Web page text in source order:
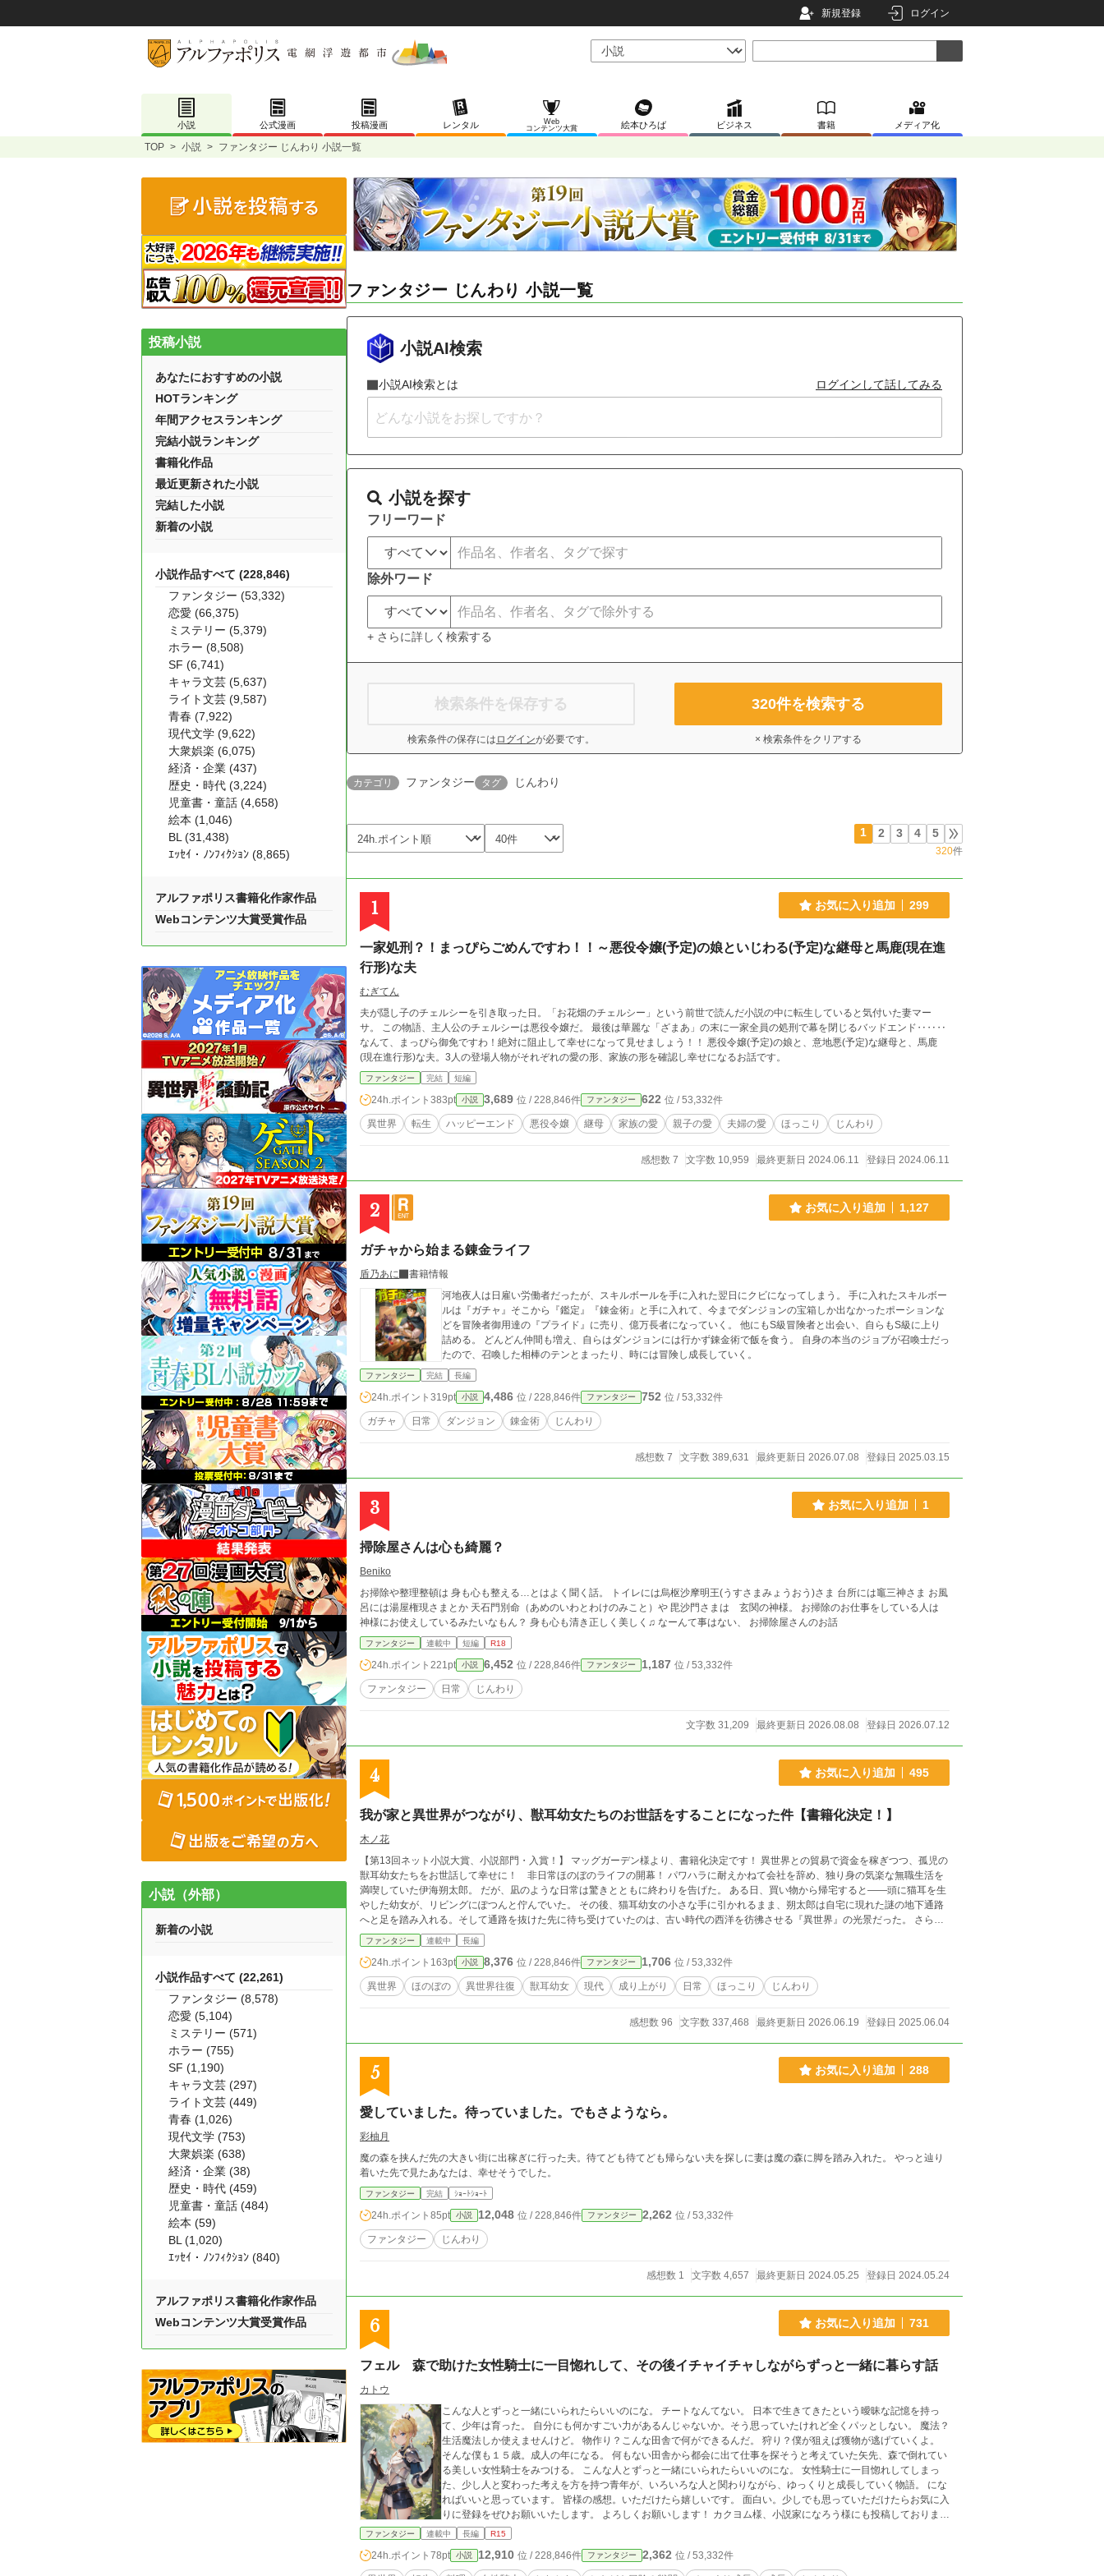
新規登録 ログイン
小説 公式漫画 投稿漫画 レンタル
Web
コンテンツ大賞
絵本ひろば ビジネス 書籍 メディア化
TOP > 小説 > ファンタジー じんわり 小説一覧
ファンタジー じんわり 小説一覧
小説AI検索
小説AI検索とは ログインして話してみる
小説を探す
フリーワード
除外ワード
+ さらに詳しく検索する
検索条件を保存する
検索条件の保存には ログインが必要です。
320件を検索する
× 検索条件をクリアする
カテゴリ ファンタジー タグ じんわり
1 2 3 4 5
320件
1 お気に入り追加 299
一家処刑？！まっぴらごめんですわ！！～悪役令嬢(予定)の娘といじわる(予定)な継母と馬鹿(現在進
行形)な夫
むぎてん
夫が隠し子のチェルシーを引き取った日。「お花畑のチェルシー」という前世で読んだ小説の中に転生していると気付いた妻マー
サ。 この物語、主人公のチェルシーは悪役令嬢だ。 最後は華麗な「ざまあ」の末に一家全員の処刑で幕を閉じるバッドエンド‥‥‥
なんて、まっぴら御免ですわ！絶対に阻止して幸せになって見せましょう！！ 悪役令嬢(予定)の娘と、意地悪(予定)な継母と、馬鹿
(現在進行形)な夫。3人の登場人物がそれぞれの愛の形、家族の形を確認し幸せになるお話です。
ファンタジー 完結 短編
24h.ポイント 383pt 小説 3,689 位 / 228,846件 ファンタジー 622 位 / 53,332件
異世界 転生 ハッピーエンド 悪役令嬢 継母 家族の愛 親子の愛 夫婦の愛 ほっこり じんわり
感想数 7 文字数 10,959 最終更新日 2024.06.11 登録日 2024.06.11
2 お気に入り追加 1,127
ガチャから始まる錬金ライフ
盾乃あに
書籍情報
河地夜人は日雇い労働者だったが、スキルボールを手に入れた翌日にクビになってしまう。 手に入れたスキルボー
ルは『ガチャ』そこから『鑑定』『錬金術』と手に入れて、今までダンジョンの宝箱しか出なかったポーションな
どを冒険者御用達の『プライド』に売り、億万長者になっていく。 他にもS級冒険者と出会い、自らもS級に上り
詰める。 どんどん仲間も増え、自らはダンジョンには行かず錬金術で飯を食う。 自身の本当のジョブが召喚士だっ
たので、召喚した相棒のテンとまったり、時には冒険し成長していく。
ファンタジー 完結 長編
24h.ポイント 319pt 小説 4,486 位 / 228,846件 ファンタジー 752 位 / 53,332件
ガチャ 日常 ダンジョン 錬金術 じんわり
感想数 7 文字数 389,631 最終更新日 2026.07.08 登録日 2025.03.15
3 お気に入り追加 1
掃除屋さんは心も綺麗？
Beniko
お掃除や整理整頓は 身も心も整える…とはよく聞く話。 トイレには烏枢沙摩明王(うすさまみょうおう)さま 台所には竈三神さま お風
呂には湯屋権現さまとか 天石門別命（あめのいわとわけのみこと）や 毘沙門さまは 玄関の神様。 お掃除のお仕事をしている人は
神様にお使えしているみたいなもん？ 身も心も清き正しく美しく♫ なーんて事はない、 お掃除屋さんのお話
ファンタジー 連載中 短編 R18
24h.ポイント 221pt 小説 6,452 位 / 228,846件 ファンタジー 1,187 位 / 53,332件
ファンタジー 日常 じんわり
文字数 31,209 最終更新日 2026.08.08 登録日 2026.07.12
4 お気に入り追加 495
我が家と異世界がつながり、獣耳幼女たちのお世話をすることになった件【書籍化決定！】
木ノ花
【第13回ネット小説大賞、小説部門・入賞！】 マッグガーデン様より、書籍化決定です！ 異世界との貿易で資金を稼ぎつつ、孤児の
獣耳幼女たちをお世話して幸せに！ 非日常ほのぼのライフの開幕！ パワハラに耐えかねて会社を辞め、独り身の気楽な無職生活を
満喫していた伊海朔太郎。 だが、凪のような日常は驚きとともに終わりを告げた。 ある日、買い物から帰宅すると――頭に猫耳を生
やした幼女が、リビングにぽつんと佇んでいた。 その後、猫耳幼女の小さな手に引かれるまま、朔太郎は自宅に現れた謎の地下通路
へと足を踏み入れる。そして通路を抜けた先に待ち受けていたのは、古い時代の西洋を彷彿させる『異世界』の光景だった。 さら
に、たどり着いた場所にも獣耳を生やした別の二人の幼女がいて、誰かの助けを必要としていた。朔太郎は迷わず、大人としての責
任を果たすと決意する――それをキッカケに、日本と異世界を行き来する不思議な生活がスタートする。 最初に出会った三人の獣耳
幼女たちとのお世話生活を中心に、異世界貿易を足掛かりに富を築く。様々な出会いと経験を重ねた朔太郎たちは、いつしか両世界
で一目置かれる存在へと成り上がっていくのだった。 ※まったり進行です。
ファンタジー 連載中 長編
24h.ポイント 163pt 小説 8,376 位 / 228,846件 ファンタジー 1,706 位 / 53,332件
異世界 ほのぼの 異世界往復 獣耳幼女 現代 成り上がり 日常 ほっこり じんわり
感想数 96 文字数 337,468 最終更新日 2026.06.19 登録日 2025.06.04
5 お気に入り追加 288
愛していました。待っていました。でもさようなら。
彩柚月
魔の森を挟んだ先の大きい街に出稼ぎに行った夫。待てども待てども帰らない夫を探しに妻は魔の森に脚を踏み入れた。 やっと辿り
着いた先で見たあなたは、幸せそうでした。
ファンタジー 完結 ｼｮｰﾄｼｮｰﾄ
24h.ポイント 85pt 小説 12,048 位 / 228,846件 ファンタジー 2,262 位 / 53,332件
ファンタジー じんわり
感想数 1 文字数 4,657 最終更新日 2024.05.25 登録日 2024.05.24
6 お気に入り追加 731
フェル 森で助けた女性騎士に一目惚れして、その後イチャイチャしながらずっと一緒に暮らす話
カトウ
こんな人とずっと一緒にいられたらいいのにな。 チートなんてない。 日本で生きてきたという曖昧な記憶を持っ
て、少年は育った。 自分にも何かすごい力があるんじゃないか。そう思っていたけれど全くパッとしない。 魔法？
生活魔法しか使えませんけど。 物作り？こんな田舎で何ができるんだ。 狩り？僕が狙えば獲物が逃げていくよ。
そんな僕も１５歳。成人の年になる。 何もない田舎から都会に出て仕事を探そうと考えていた矢先、森で倒れてい
る美しい女性騎士をみつける。 こんな人とずっと一緒にいられたらいいのにな。 女性騎士に一目惚れしてしまっ
た、少し人と変わった考えを方を持つ青年が、いろいろな人と関わりながら、ゆっくりと成長していく物語。 にな
ればいいと思っています。 皆様の感想。いただけたら嬉しいです。 面白い。少しでも思っていただけたらお気に入
りに登録をぜひお願いいたします。 よろしくお願いします！ カクヨム様、小説家になろう様にも投稿しておりま
す。 続きが気になる！もしそう思っていただけたのならこちらでもお読みいただけます。
ファンタジー 連載中 長編 R15
24h.ポイント 78pt 小説 12,910 位 / 228,846件 ファンタジー 2,362 位 / 53,332件
投稿小説
あなたにおすすめの小説
HOTランキング
年間アクセスランキング
完結小説ランキング
書籍化作品
最近更新された小説
完結した小説
新着の小説
小説作品すべて (228,846)
ファンタジー (53,332)
恋愛 (66,375)
ミステリー (5,379)
ホラー (8,508)
SF (6,741)
キャラ文芸 (5,637)
ライト文芸 (9,587)
青春 (7,922)
現代文学 (9,622)
大衆娯楽 (6,075)
経済・企業 (437)
歴史・時代 (3,224)
児童書・童話 (4,658)
絵本 (1,046)
BL (31,438)
ｴｯｾｲ・ﾉﾝﾌｨｸｼｮﾝ (8,865)
アルファポリス書籍化作家作品
Webコンテンツ大賞受賞作品
小説（外部）
新着の小説
小説作品すべて (22,261)
ファンタジー (8,578)
恋愛 (5,104)
ミステリー (571)
ホラー (755)
SF (1,190)
キャラ文芸 (297)
ライト文芸 (449)
青春 (1,026)
現代文学 (753)
大衆娯楽 (638)
経済・企業 (38)
歴史・時代 (459)
児童書・童話 (484)
絵本 (59)
BL (1,020)
ｴｯｾｲ・ﾉﾝﾌｨｸｼｮﾝ (840)
アルファポリス書籍化作家作品
Webコンテンツ大賞受賞作品